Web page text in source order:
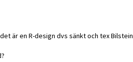
är en R-design dvs sänkt och tex